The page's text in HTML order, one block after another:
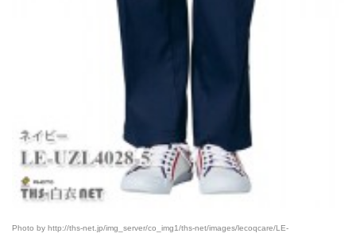
Photo by http://ths-net.jp/img_server/co_img1/ths-net/images/lecoqcare/LE-